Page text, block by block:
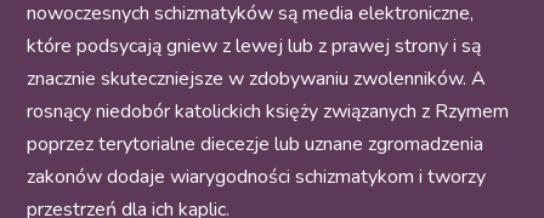
nowoczesnych schizmatyków są media elektroniczne,
które podsycają gniew z lewej lub z prawej strony i są
znacznie skuteczniejsze w zdobywaniu zwolenników. A
rosnący niedobór katolickich księży związanych z Rzymem
poprzez terytorialne diecezje lub uznane zgromadzenia
zakonów dodaje wiarygodności schizmatykom i tworzy
przestrzeń dla ich kaplic.